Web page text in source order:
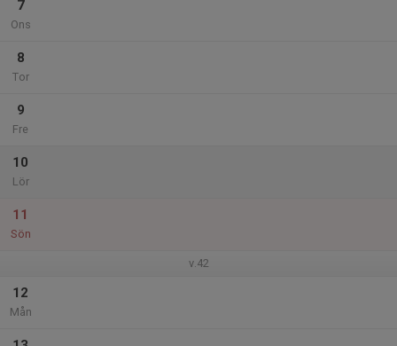
7
Ons
8
Tor
9
Fre
10
Lör
11
Sön
v.42
12
Mån